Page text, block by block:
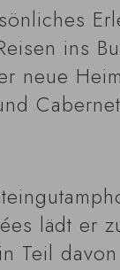
ins
neue
lädt er
Teil